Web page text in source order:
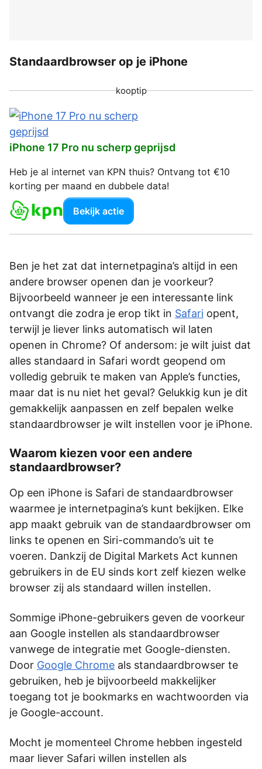
Standaardbrowser op je iPhone
kooptip
iPhone 17 Pro nu scherp geprijsd
Heb je al internet van KPN thuis? Ontvang tot €10
korting per maand en dubbele data!
Bekijk actie
Ben je het zat dat internetpagina’s altijd in een
andere browser openen dan je voorkeur?
Bijvoorbeeld wanneer je een interessante link
ontvangt die zodra je erop tikt in Safari opent,
terwijl je liever links automatisch wil laten
openen in Chrome? Of andersom: je wilt juist dat
alles standaard in Safari wordt geopend om
volledig gebruik te maken van Apple’s functies,
maar dat is nu niet het geval? Gelukkig kun je dit
gemakkelijk aanpassen en zelf bepalen welke
standaardbrowser je wilt instellen voor je iPhone.
Waarom kiezen voor een andere
standaardbrowser?
Op een iPhone is Safari de standaardbrowser
waarmee je internetpagina’s kunt bekijken. Elke
app maakt gebruik van de standaardbrowser om
links te openen en Siri-commando’s uit te
voeren. Dankzij de Digital Markets Act kunnen
gebruikers in de EU sinds kort zelf kiezen welke
browser zij als standaard willen instellen.
Sommige iPhone-gebruikers geven de voorkeur
aan Google instellen als standaardbrowser
vanwege de integratie met Google-diensten.
Door Google Chrome als standaardbrowser te
gebruiken, heb je bijvoorbeeld makkelijker
toegang tot je bookmarks en wachtwoorden via
je Google-account.
Mocht je momenteel Chrome hebben ingesteld
maar liever Safari willen instellen als